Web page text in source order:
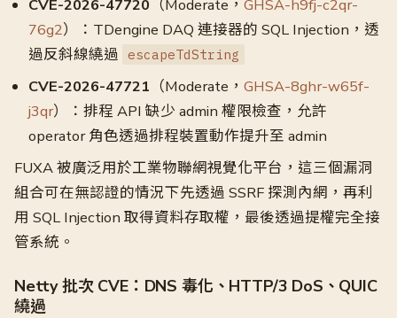
CVE-2026-47720 （Moderate， GHSA-h9fj-c2qr-
76g2）：TDengine DAQ 連接器的 SQL Injection，透
過反斜線繞過 escapeTdString
CVE-2026-47721 （Moderate， GHSA-8ghr-w65f-
j3qr）：排程 API 缺少 admin 權限檢查，允許
operator 角色透過排程裝置動作提升至 admin
FUXA 被廣泛用於工業物聯網視覺化平台，這三個漏洞
組合可在無認證的情況下先透過 SSRF 探測內網，再利
用 SQL Injection 取得資料存取權，最後透過提權完全接
管系統。
Netty 批次 CVE：DNS 毒化、HTTP/3 DoS、QUIC
繞過